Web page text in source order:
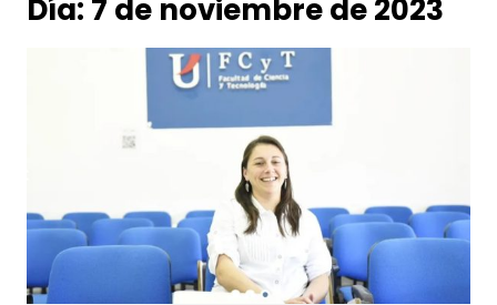
Día: 7 de noviembre de 2023